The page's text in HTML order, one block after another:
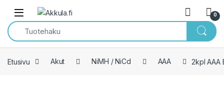
Skip to navigation
Skip to content
Open 0
Etusivu Akut NiMH / NiCd AAA 2kpl AAA